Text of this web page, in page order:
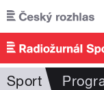
Přejít k hlavnímu
Sport